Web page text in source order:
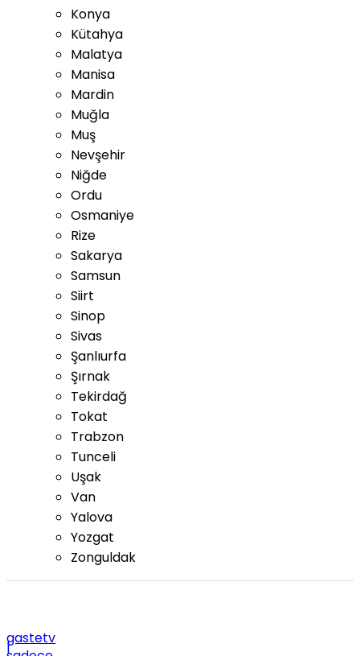
Konya
Kütahya
Malatya
Manisa
Mardin
Muğla
Muş
Nevşehir
Niğde
Ordu
Osmaniye
Rize
Sakarya
Samsun
Siirt
Sinop
Sivas
Şanlıurfa
Şırnak
Tekirdağ
Tokat
Trabzon
Tunceli
Uşak
Van
Yalova
Yozgat
Zonguldak
gastetv
|